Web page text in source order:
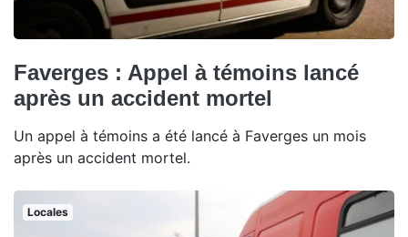
Faverges : Appel à témoins lancé
après un accident mortel
Un appel à témoins a été lancé à Faverges un mois
après un accident mortel.
Locales